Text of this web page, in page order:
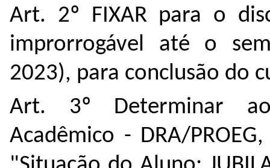
Art. 2º FIXAR para o
improrrogável até o
2023), para conclusão do
Art. 3º Determinar
Acadêmico - DRA/